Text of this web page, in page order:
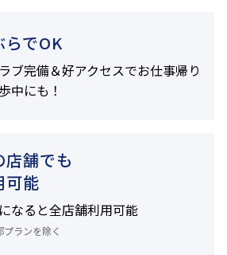
らでOK
ブ完備＆好アクセスでお仕事帰り
中にも！
店舗でも
可能
なると全店舗利用可能
ランを除く